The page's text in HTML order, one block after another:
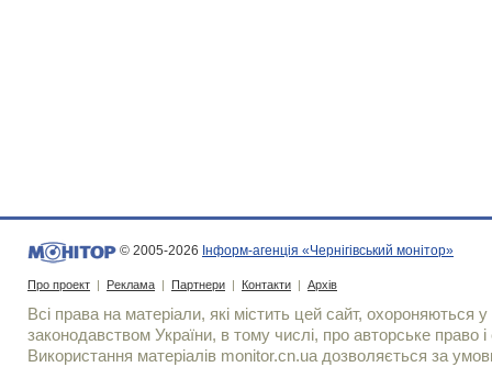
© 2005-2026 Інформ-агенція «Чернігівський монітор»
Про проект | Реклама | Партнери | Контакти | Архів
Всі права на матеріали, які містить цей сайт, охороняються у
законодавством України, в тому числі, про авторське право і
Використання матерiалiв monitor.cn.ua дозволяється за